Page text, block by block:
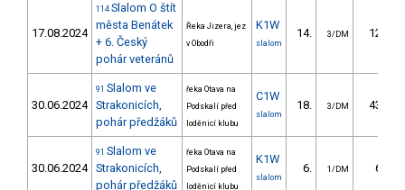
17.08.2024
114 Slalom O štít
města Benátek
+ 6. Český
pohár veteránů
Řeka Jizera, jez
v Obodři
K1W
slalom
14. 3/DM 12.11
30.06.2024
91 Slalom ve
Strakonicích,
pohár předžáků
řeka Otava na
Podskalí před
loděnicí klubu
C1W
slalom
18. 3/DM 43.55
30.06.2024
91 Slalom ve
Strakonicích,
pohár předžáků
řeka Otava na
Podskalí před
loděnicí klubu
K1W
slalom
6. 1/DM 6.65